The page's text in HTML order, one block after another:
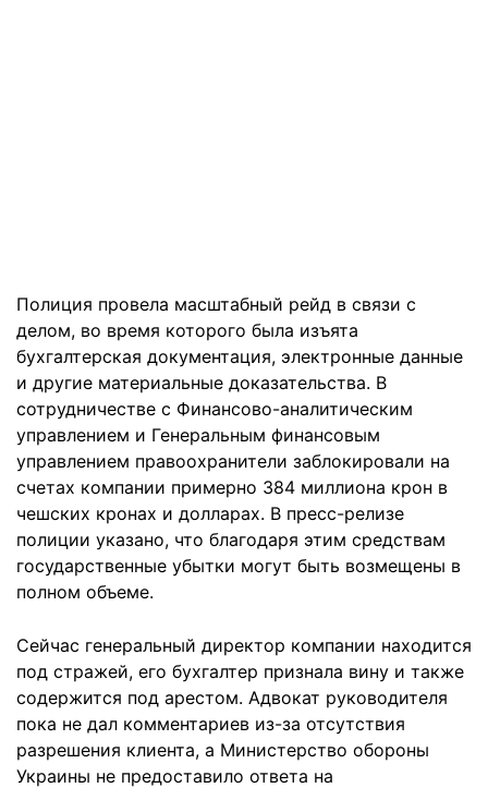
Полиция провела масштабный рейд в связи с
делом, во время которого была изъята
бухгалтерская документация, электронные данные
и другие материальные доказательства. В
сотрудничестве с Финансово-аналитическим
управлением и Генеральным финансовым
управлением правоохранители заблокировали на
счетах компании примерно 384 миллиона крон в
чешских кронах и долларах. В пресс-релизе
полиции указано, что благодаря этим средствам
государственные убытки могут быть возмещены в
полном объеме.
Сейчас генеральный директор компании находится
под стражей, его бухгалтер признала вину и также
содержится под арестом. Адвокат руководителя
пока не дал комментариев из-за отсутствия
разрешения клиента, а Министерство обороны
Украины не предоставило ответа на